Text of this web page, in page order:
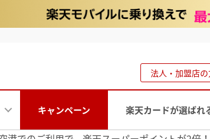
法人・加盟店
キャンペーン 楽天カードが選ばれ